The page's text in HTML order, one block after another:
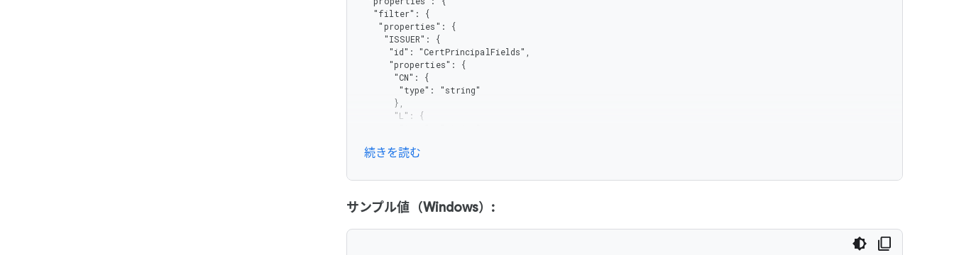
       "O": {
       },
        "type": "string"
      },
続きを読む
サンプル値（Windows）: